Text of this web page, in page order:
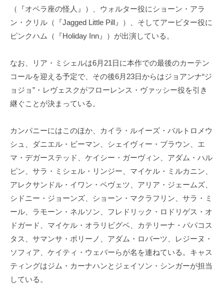
（『オペラ座の怪人』）、ウォルター役にショーン・アラ
ン・クリル（『Jagged Little Pill』）、そしてアービター役に
ピンクハム（『Holiday Inn』）が出演している。
なお、リア・ミシェルは6月21日に本作での最後のカーテン
コールを迎える予定で、その後6月23日からはジョアンナ“ジ
ョジョ”・レヴェスクがフローレンス・ヴァッシー役を引き
継ぐことが決まっている。
カンパニーにはこのほか、カイラ・ルイーズ・バルトロメウ
シュ、ダニエル・ビーマン、シェイヴィー・ブラウン、エ
マ・デガーステッド、ケイシー・ガーヴィン、アダム・ハル
ピン、サラ・ミシェル・リンジー、マイケル・ミルカニン、
アレクサンドル・イワン・ペヴェツ、アリア・ジェームズ、
シドニー・ジョーンズ、ショーン・マクラフリン、サラ・ミ
ール、ラモーン・ネルソン、フレドリック・ロドリゲス・オ
ドガード、マイケル・オラリビグベ、カテリーナ・パパコス
タス、サマンサ・ポリーノ、アダム・ロバーツ、レジーヌ・
ソフィア、ケイティ・ウェバーらが名を連ねている。キャス
ティングはジム・カーナハンとジェイソン・シンガーが担当
している。